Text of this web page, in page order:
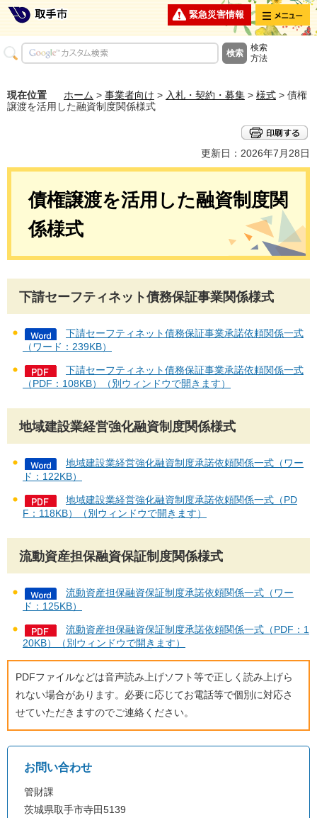
緊急災害情報 メニュー
検索
方法
現在位置 ホーム > 事業者向け > 入札・契約・募集 > 様式 > 債権
譲渡を活用した融資制度関係様式
更新日：2026年7月28日
債権譲渡を活用した融資制度関
係様式
下請セーフティネット債務保証事業関係様式
下請セーフティネット債務保証事業承諾依頼関係一式
（ワード：239KB）
下請セーフティネット債務保証事業承諾依頼関係一式
（PDF：108KB）（別ウィンドウで開きます）
地域建設業経営強化融資制度関係様式
地域建設業経営強化融資制度承諾依頼関係一式（ワー
ド：122KB）
地域建設業経営強化融資制度承諾依頼関係一式（PD
F：118KB）（別ウィンドウで開きます）
流動資産担保融資保証制度関係様式
流動資産担保融資保証制度承諾依頼関係一式（ワー
ド：125KB）
流動資産担保融資保証制度承諾依頼関係一式（PDF：1
20KB）（別ウィンドウで開きます）
PDFファイルなどは音声読み上げソフト等で正しく読み上げら
れない場合があります。必要に応じてお電話等で個別に対応さ
せていただきますのでご連絡ください。
お問い合わせ
管財課
茨城県取手市寺田5139